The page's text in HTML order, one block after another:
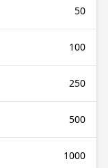
50
100
250
500
1000